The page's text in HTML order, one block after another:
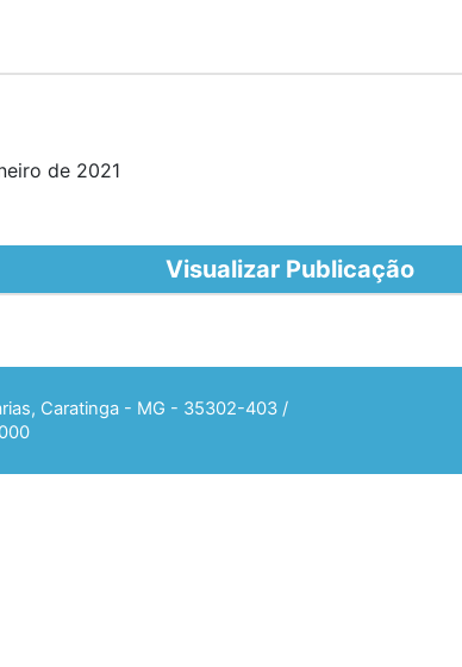
de 2021
Visualizar Publicação
Caratinga - MG - 35302-403 /